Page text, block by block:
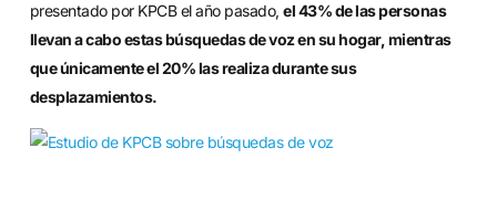
presentado por KPCB el año pasado,el 43% de las personas
llevan a cabo estas búsquedas de voz en su hogar, mientras
que únicamente el 20% las realiza durante sus
desplazamientos.